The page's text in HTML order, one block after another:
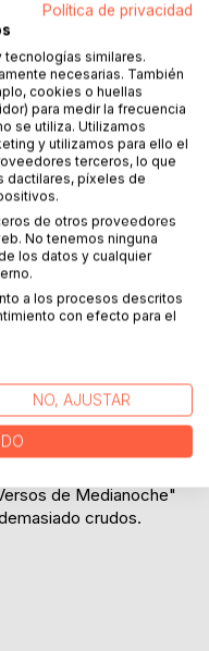
dividido en dos
gente anonima que
segunda parte son
sobre
el autor quiere trasmitir
total con el lector,
palabras "Tal vez no
pero si es el mas
de Medianoche"
crudos.
Política de privacidad
tecnologías similares.
necesarias. También
cookies o huellas
para medir la frecuencia
se utiliza. Utilizamos
y utilizamos para ello el
terceros, lo que
dactilares, píxeles de
de otros proveedores
No tenemos ninguna
los datos y cualquier
a los procesos descritos
con efecto para el
NO, AJUSTAR